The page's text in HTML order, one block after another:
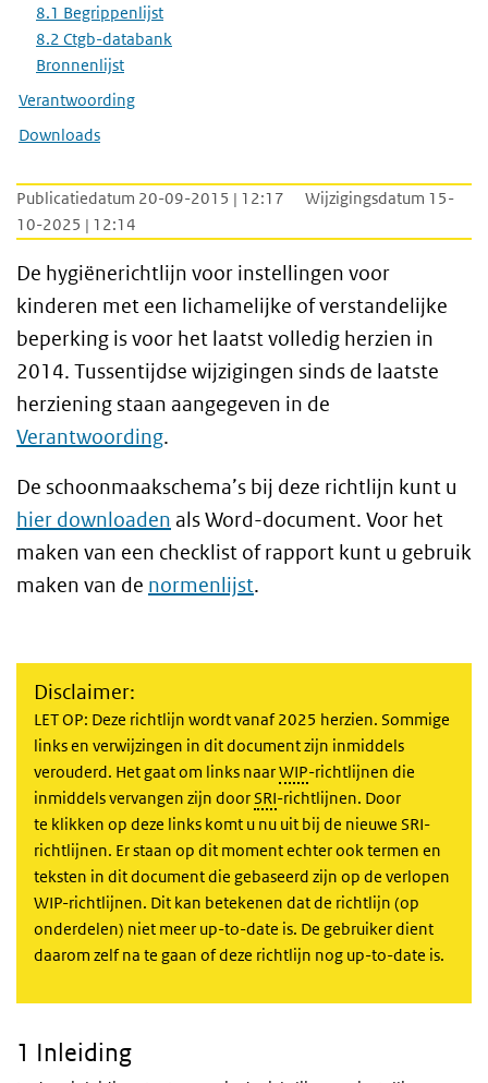
8.1 Begrippenlijst
8.2 Ctgb-databank
Bronnenlijst
Verantwoording
Downloads
Publicatiedatum 20-09-2015 | 12:17
Wijzigingsdatum 15-
10-2025 | 12:14
De hygiënerichtlijn voor instellingen voor
kinderen met een lichamelijke of verstandelijke
beperking is voor het laatst volledig herzien in
2014. Tussentijdse wijzigingen sinds de laatste
herziening staan aangegeven in de
Verantwoording.
De schoonmaakschema’s bij deze richtlijn kunt u
hier downloaden als Word-document. Voor het
maken van een checklist of rapport kunt u gebruik
maken van de normenlijst.
Disclaimer:
LET OP: Deze richtlijn wordt vanaf 2025 herzien. Sommige
links en verwijzingen in dit document zijn inmiddels
verouderd. Het gaat om links naarWIP-richtlijnen die
inmiddels vervangen zijn doorSRI-richtlijnen. Door
te klikken op deze links komt u nu uit bij de nieuwe SRI-
richtlijnen. Er staan op dit moment echter ook termen en
teksten in dit document die gebaseerd zijn op de verlopen
WIP-richtlijnen. Dit kan betekenen dat de richtlijn (op
onderdelen) niet meer up-to-date is. De gebruiker dient
daarom zelf na te gaan of deze richtlijn nog up-to-date is.
1 Inleiding